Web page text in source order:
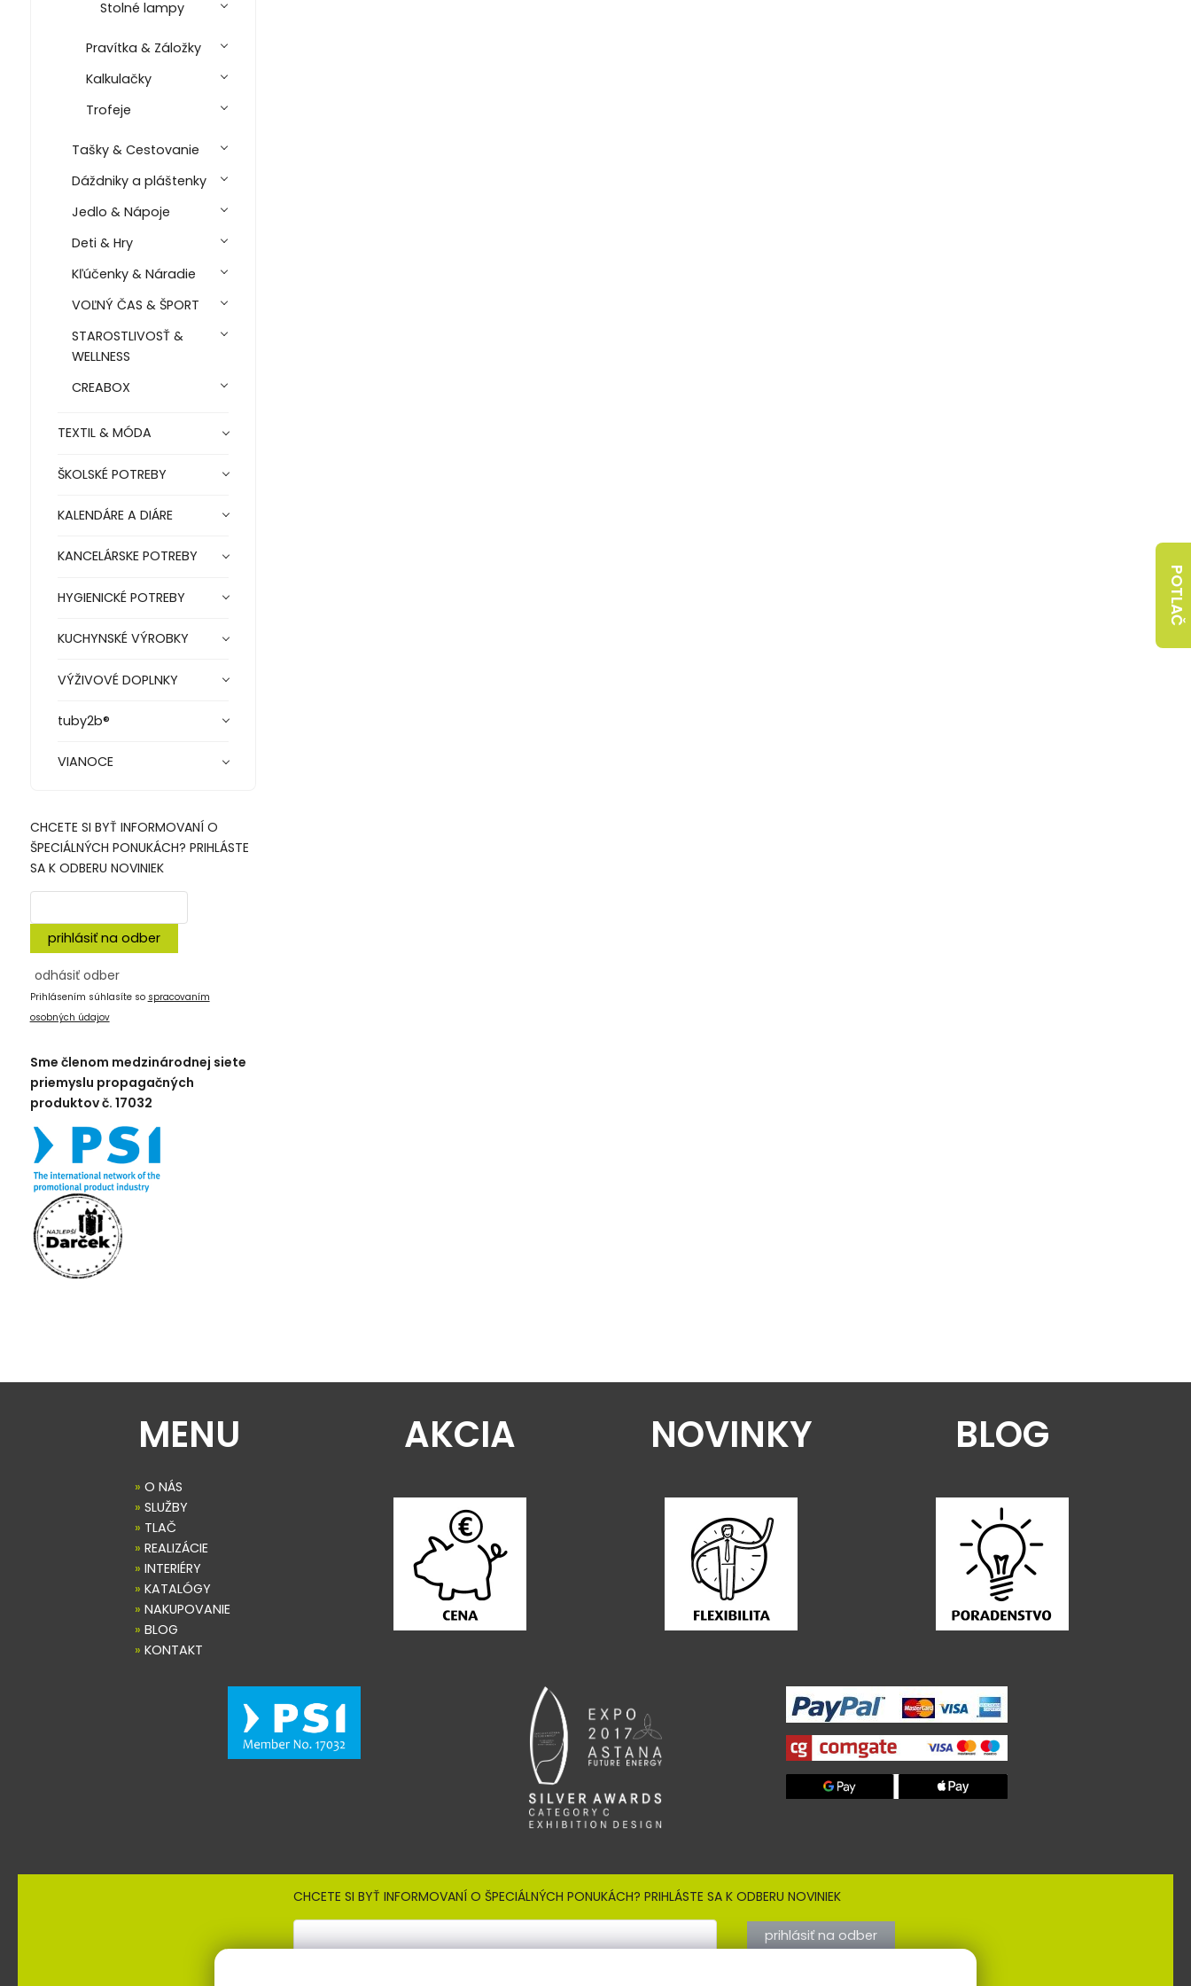
Stolné lampy
Pravítka & Záložky
Kalkulačky
Trofeje
Tašky & Cestovanie
Dáždniky a pláštenky
Jedlo & Nápoje
Deti & Hry
Kľúčenky & Náradie
VOĽNÝ ČAS & ŠPORT
STAROSTLIVOSŤ &
WELLNESS
CREABOX
TEXTIL & MÓDA
ŠKOLSKÉ POTREBY
KALENDÁRE A DIÁRE
KANCELÁRSKE POTREBY
HYGIENICKÉ POTREBY
KUCHYNSKÉ VÝROBKY
VÝŽIVOVÉ DOPLNKY
tuby2b®
VIANOCE
CHCETE SI BYŤ INFORMOVANÍ O
ŠPECIÁLNÝCH PONUKÁCH? PRIHLÁSTE
SA K ODBERU NOVINIEK
prihlásiť na odber
odhásiť odber
Prihlásením súhlasíte so spracovaním
osobných údajov
Sme členom medzinárodnej siete
priemyslu propagačných
produktov č. 17032
MENU
» O NÁS
» SLUŽBY
» TLAČ
» REALIZÁCIE
» INTERIÉRY
» KATALÓGY
» NAKUPOVANIE
» BLOG
» KONTAKT
AKCIA NOVINKY BLOG
CHCETE SI BYŤ INFORMOVANÍ O ŠPECIÁLNÝCH PONUKÁCH? PRIHLÁSTE SA K ODBERU NOVINIEK
prihlásiť na odber
POTLAČ